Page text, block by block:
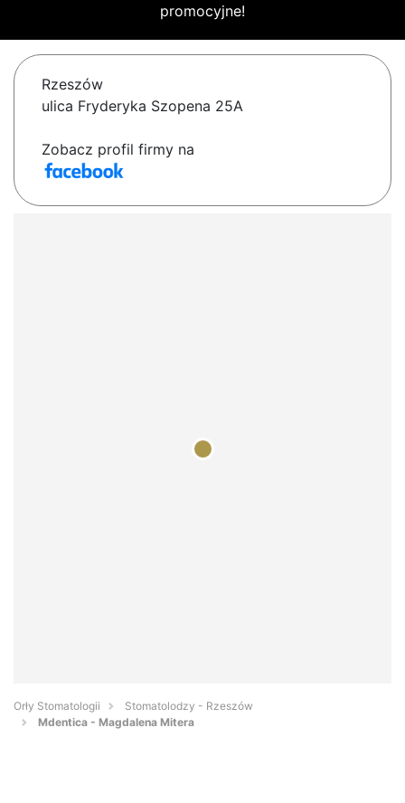
promocyjne!
Rzeszów
ulica Fryderyka Szopena 25A
Zobacz profil firmy na
Orły Stomatologii
Stomatolodzy - Rzeszów
Mdentica - Magdalena Mitera